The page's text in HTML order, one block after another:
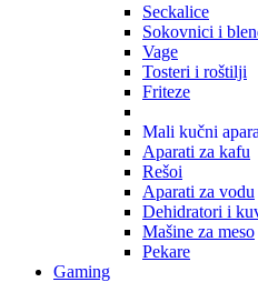
Seckalice
Sokovnici i
Vage
Tosteri i roštilji
Friteze
Mali kučni
Aparati za kafu
Rešoi
Aparati za vodu
Dehidratori i
Mašine za meso
Pekare
Gaming